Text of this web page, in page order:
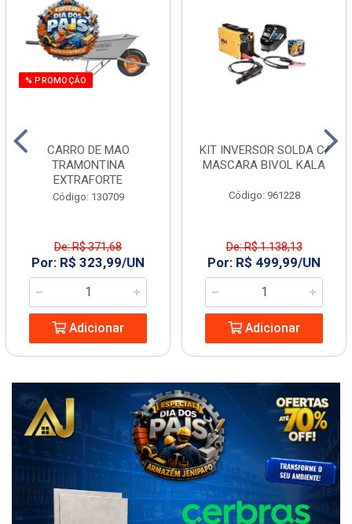
% PROMOÇÃO
CARRO DE MAO
TRAMONTINA
EXTRAFORTE
Código: 130709
De: R$ 371,68
Por: R$ 323,99/UN
Adicionar
KIT INVERSOR SOLDA C/
MASCARA BIVOL KALA
Código: 961228
De: R$ 1.138,13
Por: R$ 499,99/UN
Adicionar